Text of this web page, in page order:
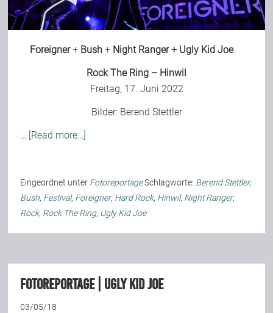
Foreigner + Bush + Night Ranger+ Ugly Kid Joe
Rock The Ring – Hinwil
Freitag, 17. Juni 2022
Bilder: Berend Stettler
… [Read more…]
Eingeordnet unter FotoreportageSchlagworte: Berend Stettler,
Bush, Festival, Foreigner, Hard Rock, Hinwil, Night Ranger,
Rock, Rock The Ring, Ugly Kid Joe
Fotoreportage | Ugly Kid Joe
03/05/18